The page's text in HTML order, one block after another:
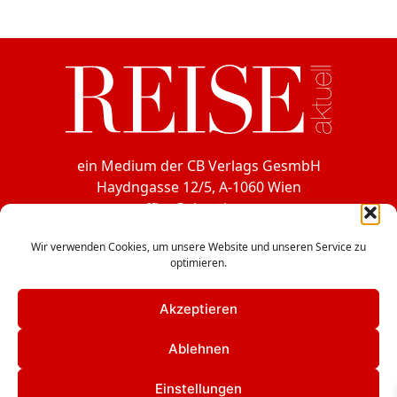
Wir verwenden Cookies, um unsere Website und unseren Service zu
optimieren.
Akzeptieren
Ablehnen
Einstellungen
ein Medium der CB Verlags GesmbH
Haydngasse 12/5, A-1060 Wien
office@cbverlag.at
Fax +43-1-597 49 85-15
Facebook
LinkedIn